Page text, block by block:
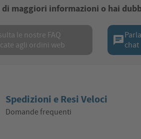
di maggiori informazioni o hai
le nostre FAQ
agli ordini web
chatchat
Spedizioni e Resi Veloci
Domande frequenti